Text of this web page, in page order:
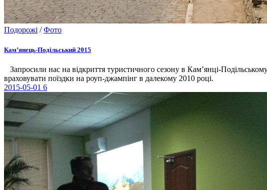
Подорожі /Фото
Кам’янець-Подільський 2015
Запросили нас на відкриття туристичного сезону в Кам’янці-
враховувати поїздки на роуп-джампінг в далекому 2010 році.
2015-05-01 6